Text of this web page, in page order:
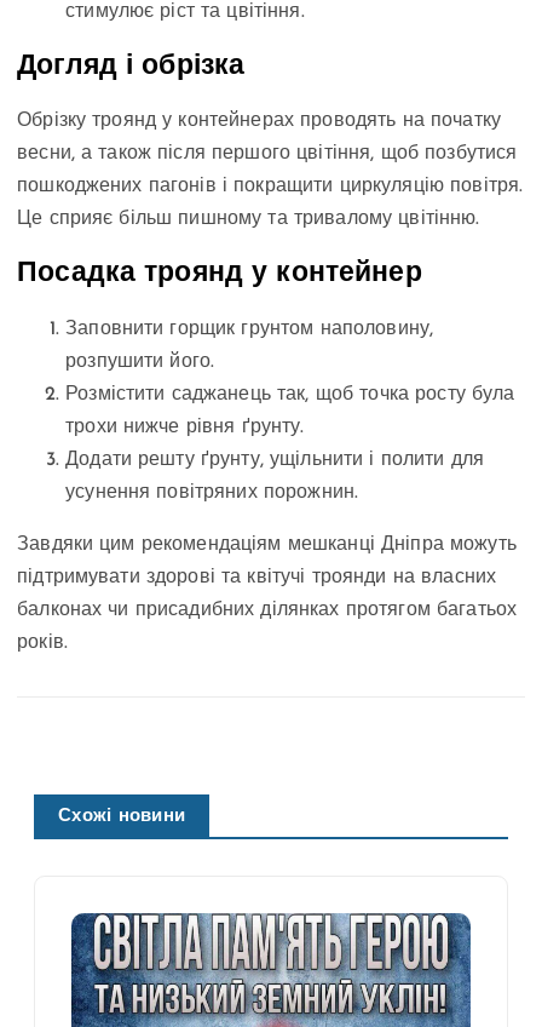
стимулює ріст та цвітіння.
Догляд і обрізка
Обрізку троянд у контейнерах проводять на початку
весни, а також після першого цвітіння, щоб позбутися
пошкоджених пагонів і покращити циркуляцію повітря.
Це сприяє більш пишному та тривалому цвітінню.
Посадка троянд у контейнер
Заповнити горщик грунтом наполовину,
розпушити його.
Розмістити саджанець так, щоб точка росту була
трохи нижче рівня ґрунту.
Додати решту ґрунту, ущільнити і полити для
усунення повітряних порожнин.
Завдяки цим рекомендаціям мешканці Дніпра можуть
підтримувати здорові та квітучі троянди на власних
балконах чи присадибних ділянках протягом багатьох
років.
Схожі новини